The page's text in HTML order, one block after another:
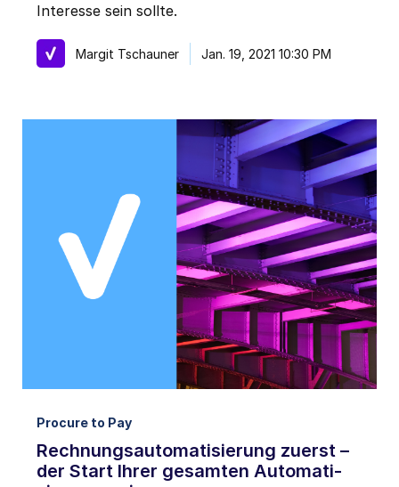
Interesse sein sollte.
Margit Tschauner Jan. 19, 2021 10:30 PM
Procure to Pay
Rechnungsautomatisierung zuerst –
der Start Ihrer gesamten Automati-